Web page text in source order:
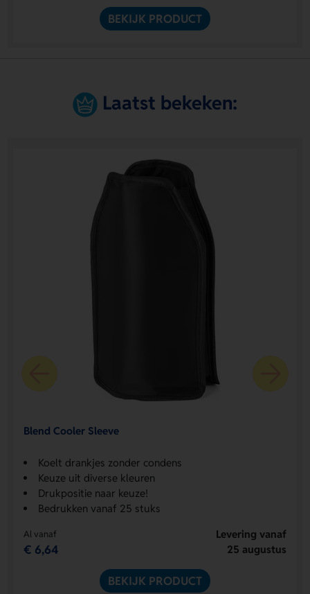
BEKIJK PRODUCT
Laatst bekeken:
Blend Cooler Sleeve
Koelt drankjes zonder condens
Keuze uit diverse kleuren
Drukpositie naar keuze!
Bedrukken vanaf 25 stuks
Al vanaf
€ 6,64
Levering vanaf
25 augustus
BEKIJK PRODUCT